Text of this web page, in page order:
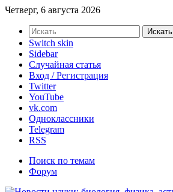
Четверг, 6 августа 2026
Искать
Switch skin
Sidebar
Случайная статья
Вход / Регистрация
Twitter
YouTube
vk.com
Одноклассники
Telegram
RSS
Поиск по темам
Форум